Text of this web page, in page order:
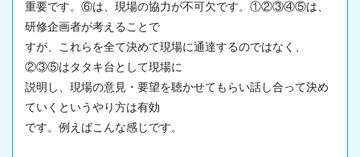
重要です。⑥は、 現場の協力が不可欠です。①②③④⑤は、
研修企画者が考えることで
すが、これらを全て決めて現場に通達するのではなく、
②③⑤はタタキ台として現場に
説明し、現場の意見・要望を聴かせてもらい話し合って決め
ていくというやり方は有効
です。例えばこんな感じです。